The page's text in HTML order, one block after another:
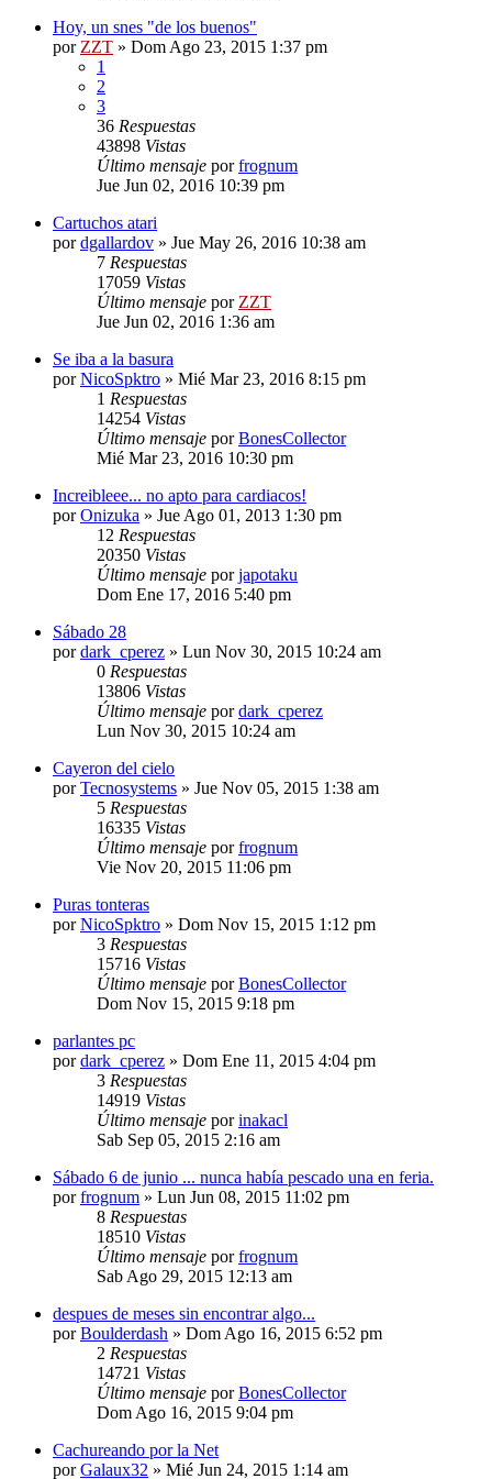
Hoy, un snes "de los buenos"
por ZZT » Dom Ago 23, 2015 1:37 pm
1
2
3
36 Respuestas
43898 Vistas
Último mensaje porfrognum
Jue Jun 02, 2016 10:39 pm
Cartuchos atari
pordgallardov » Jue May 26, 2016 10:38 am
7 Respuestas
17059 Vistas
Último mensaje por ZZT
Jue Jun 02, 2016 1:36 am
Se iba a la basura
porNicoSpktro » Mié Mar 23, 2016 8:15 pm
1 Respuestas
14254 Vistas
Último mensaje porBonesCollector
Mié Mar 23, 2016 10:30 pm
Increibleee... no apto para cardiacos!
porOnizuka » Jue Ago 01, 2013 1:30 pm
12 Respuestas
20350 Vistas
Último mensaje porjapotaku
Dom Ene 17, 2016 5:40 pm
Sábado 28
pordark_cperez » Lun Nov 30, 2015 10:24 am
0 Respuestas
13806 Vistas
Último mensaje pordark_cperez
Lun Nov 30, 2015 10:24 am
Cayeron del cielo
porTecnosystems » Jue Nov 05, 2015 1:38 am
5 Respuestas
16335 Vistas
Último mensaje porfrognum
Vie Nov 20, 2015 11:06 pm
Puras tonteras
porNicoSpktro » Dom Nov 15, 2015 1:12 pm
3 Respuestas
15716 Vistas
Último mensaje porBonesCollector
Dom Nov 15, 2015 9:18 pm
parlantes pc
pordark_cperez » Dom Ene 11, 2015 4:04 pm
3 Respuestas
14919 Vistas
Último mensaje porinakacl
Sab Sep 05, 2015 2:16 am
Sábado 6 de junio ... nunca había pescado una en feria.
porfrognum » Lun Jun 08, 2015 11:02 pm
8 Respuestas
18510 Vistas
Último mensaje porfrognum
Sab Ago 29, 2015 12:13 am
despues de meses sin encontrar algo...
porBoulderdash » Dom Ago 16, 2015 6:52 pm
2 Respuestas
14721 Vistas
Último mensaje porBonesCollector
Dom Ago 16, 2015 9:04 pm
Cachureando por la Net
porGalaux32 » Mié Jun 24, 2015 1:14 am